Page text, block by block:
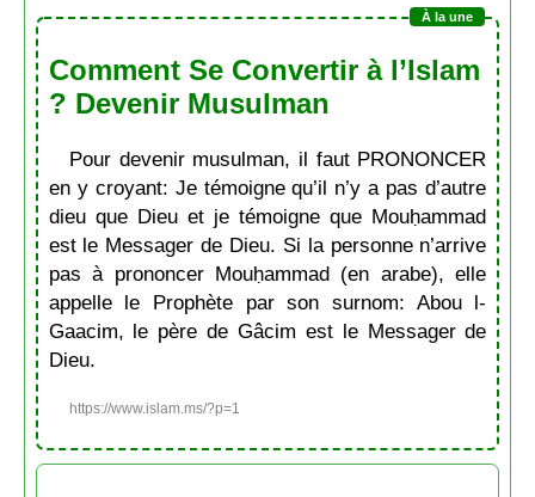
Comment Se Convertir à l’Islam
? Devenir Musulman
Pour devenir musulman, il faut PRONONCER
en y croyant: Je témoigne qu’il n’y a pas d’autre
dieu que Dieu et je témoigne que Mouḥammad
est le Messager de Dieu. Si la personne n’arrive
pas à prononcer Mouḥammad (en arabe), elle
appelle le Prophète par son surnom: Abou l-
Gaacim, le père de Gâcim est le Messager de
Dieu.
https://www.islam.ms/?p=1